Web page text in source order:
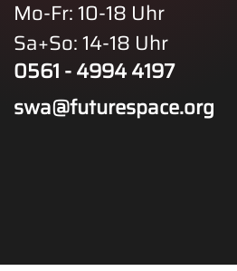
Mo-Fr: 10-18 Uhr
Sa+So: 14-18 Uhr
0561 - 4994 4197
swa@futurespace.org